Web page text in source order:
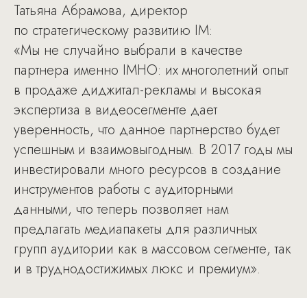
Татьяна Абрамова, директор
по стратегическому развитию IM:
«Мы не случайно выбрали в качестве
партнера именно IMHO: их многолетний опыт
в продаже диджитал-рекламы и высокая
экспертиза в видеосегменте дает
уверенность, что данное партнерство будет
успешным и взаимовыгодным. В 2017 годы мы
инвестировали много ресурсов в создание
инструментов работы с аудиторными
данными, что теперь позволяет нам
предлагать медиапакеты для различных
групп аудитории как в массовом сегменте, так
и в труднодостижимых люкс и премиум».